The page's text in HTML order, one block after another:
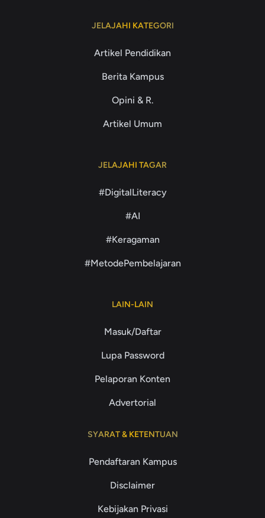
JELAJAHI KATEGORI
Artikel Pendidikan
Berita Kampus
Opini & R.
Artikel Umum
JELAJAHI TAGAR
#DigitalLiteracy
#AI
#Keragaman
#MetodePembelajaran
LAIN-LAIN
Masuk/Daftar
Lupa Password
Pelaporan Konten
Advertorial
SYARAT & KETENTUAN
Pendaftaran Kampus
Disclaimer
Kebijakan Privasi